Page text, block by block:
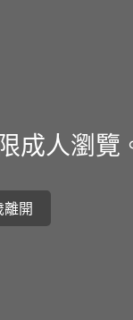
成人瀏覽
離開